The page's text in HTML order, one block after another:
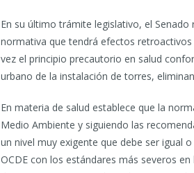
En su último trámite legislativo, el
normativa que tendrá efectos
vez el principio precautorio en salud
urbano de la instalación de torres,
En materia de salud establece que la
Medio Ambiente y siguiendo las
un nivel muy exigente que debe ser igual
OCDE con los estándares más severos